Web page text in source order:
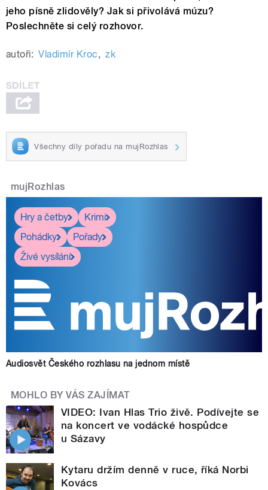
jeho písně zlidověly? Jak si přivolává múzu?
Poslechněte si celý rozhovor.
autoři: Vladimír Kroc, zk
Všechny díly pořadu na mujRozhlas
mujRozhlas
Hry a četby
Krimi
Pohádky
Pořady
Živé vysílání
Audiosvět Českého rozhlasu na jednom místě
MOHLO BY VÁS ZAJÍMAT
VIDEO: Ivan Hlas Trio živě. Podívejte se
na koncert ve vodácké hospůdce
u Sázavy
Kytaru držím denně v ruce, říká Norbi
Kovács